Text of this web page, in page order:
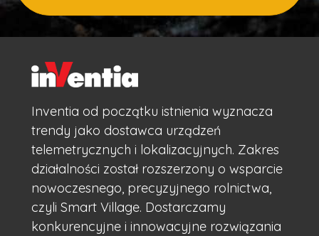
Inventia od początku istnienia wyznacza
trendy jako dostawca urządzeń
telemetrycznych i lokalizacyjnych. Zakres
działalności został rozszerzony o wsparcie
nowoczesnego, precyzyjnego rolnictwa,
czyli Smart Village. Dostarczamy
konkurencyjne i innowacyjne rozwiązania